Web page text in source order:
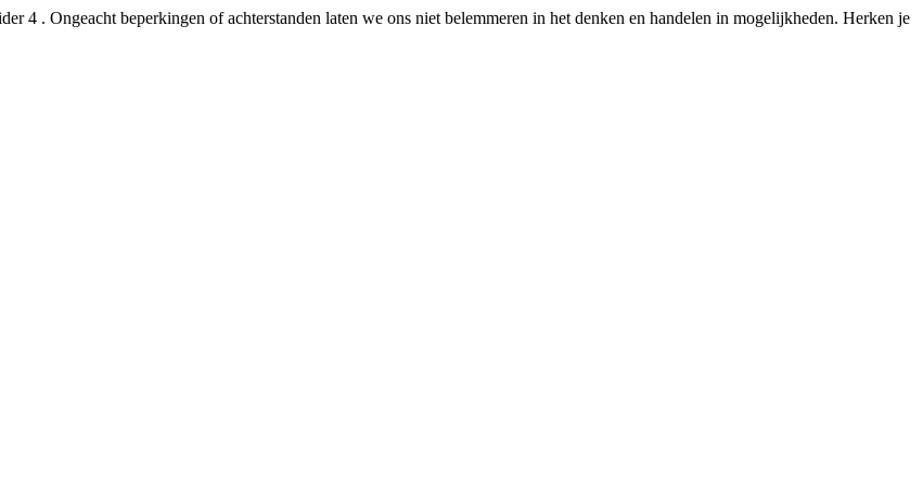
4 . Ongeacht beperkingen of achterstanden laten we ons niet belemmeren in het denken en handelen in mogelijkheden. Herken je